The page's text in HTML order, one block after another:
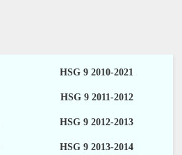
HSG 9 2010-2021
HSG 9 2011-2012
HSG 9 2012-2013
HSG 9 2013-2014